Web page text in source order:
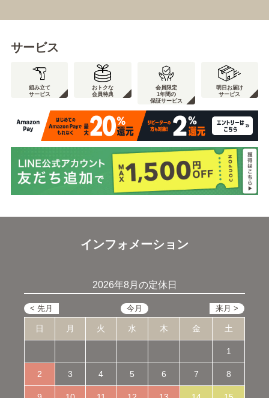
サービス
組み立て
サービス
おトクな
会員特典
会員限定
1年間の
保証サービス
明日お届け
サービス
インフォメーション
2026年8月の定休日
日 月 火 水 木 金 土
1
2 3 4 5 6 7 8